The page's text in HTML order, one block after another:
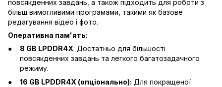
повсякденних завдань, а також підходить для роботи з
більш вимогливими програмами, такими як базове
редагування відео і фото.
Оперативна пам'ять:
8 GB LPDDR4X: Достатньо для більшості
повсякденних завдань та легкого багатозадачного
режиму.
16 GB LPDDR4X (опціонально): Для покращеної